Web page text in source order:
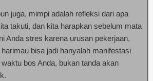
juga, mimpi adalah refleksi dari apa
takuti, dan kita harapkan sebelum mata
Anda stres karena urusan pekerjaan,
bisa jadi hanyalah manifestasi
bos Anda, bukan tanda akan